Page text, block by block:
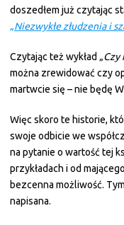
doszedłem już czytając
„Niezwykłe złudzenia i
Czytając też wykład „Czy
można zrewidować czy
martwcie się – nie będę
Więc skoro te historie,
swoje odbicie we
na pytanie o wartość tej
przykładach i od
bezcenna możliwość.
napisana.